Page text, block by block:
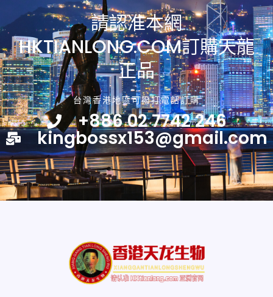
何？
請認准本網
HKTIANLONG.COM訂購天龍
正品
台灣香港地區可撥打電話訂購
+886 02 7742 246
kingbossx153@gmail.com